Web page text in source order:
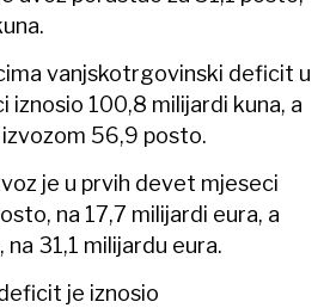
vanjskotrgovinski deficit u
iznosio 100,8 milijardi kuna, a
56,9 posto.
je u prvih devet mjeseci
na 17,7 milijardi eura, a
31,1 milijardu eura.
je iznosio